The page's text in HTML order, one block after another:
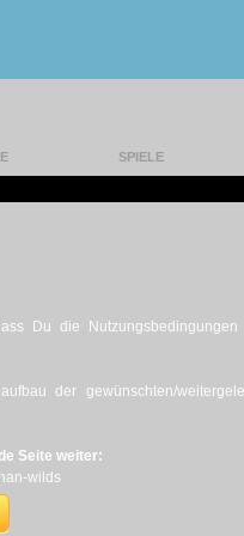
SPIELE
Du die
der gewünschten/
Seite weiter:
wilds